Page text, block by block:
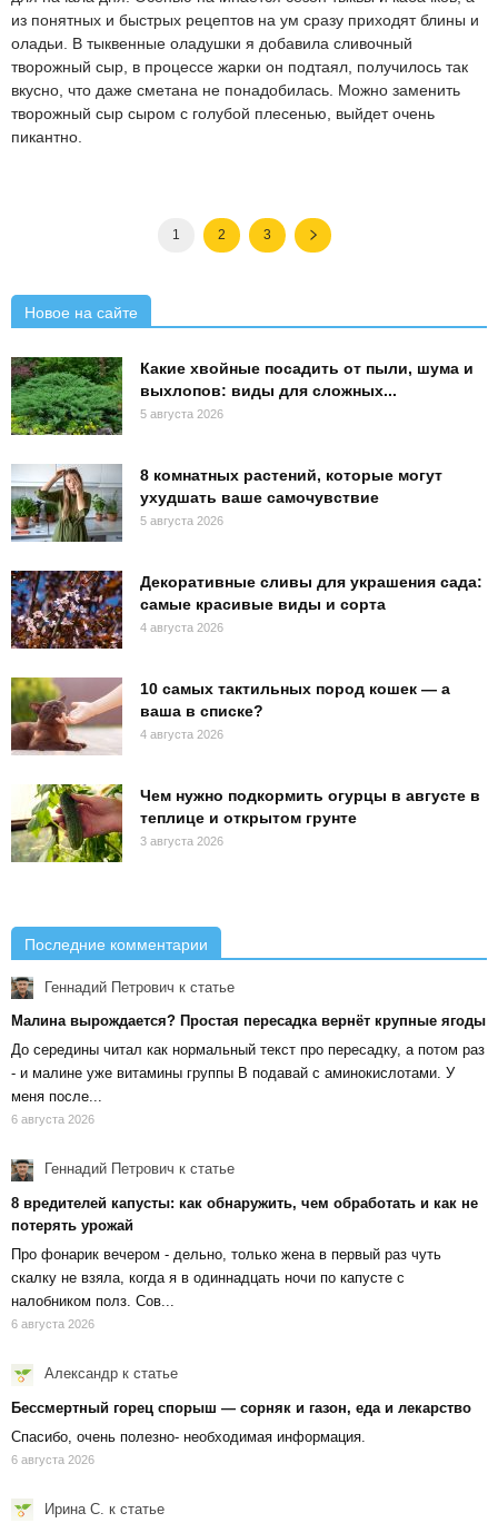
из понятных и быстрых рецептов на ум сразу приходят блины и
оладьи. В тыквенные оладушки я добавила сливочный
творожный сыр, в процессе жарки он подтаял, получилось так
вкусно, что даже сметана не понадобилась. Можно заменить
творожный сыр сыром с голубой плесенью, выйдет очень
пикантно.
1 2 3
Новое на сайте
Какие хвойные посадить от пыли, шума и
выхлопов: виды для сложных...
5 августа 2026
8 комнатных растений, которые могут
ухудшать ваше самочувствие
5 августа 2026
Декоративные сливы для украшения сада:
самые красивые виды и сорта
4 августа 2026
10 самых тактильных пород кошек — а
ваша в списке?
4 августа 2026
Чем нужно подкормить огурцы в августе в
теплице и открытом грунте
3 августа 2026
Последние комментарии
Геннадий Петрович к статье
Малина вырождается? Простая пересадка вернёт крупные ягоды
До середины читал как нормальный текст про пересадку, а потом раз
- и малине уже витамины группы В подавай с аминокислотами. У
меня после...
6 августа 2026
Геннадий Петрович к статье
8 вредителей капусты: как обнаружить, чем обработать и как не
потерять урожай
Про фонарик вечером - дельно, только жена в первый раз чуть
скалку не взяла, когда я в одиннадцать ночи по капусте с
налобником полз. Сов...
6 августа 2026
Александр к статье
Бессмертный горец спорыш — сорняк и газон, еда и лекарство
Спасибо, очень полезно- необходимая информация.
6 августа 2026
Ирина С. к статье